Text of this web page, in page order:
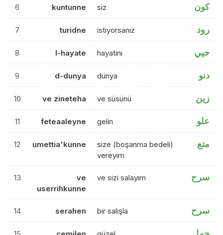
6 kuntunne siz كون
7 turidne istiyorsanız رود
8 l-hayate hayatını حيي
9 d-dunya dünya دنو
10 ve zineteha ve süsünü زين
11 feteaaleyne gelin علو
12 umettia'kunne
size (boşanma bedeli)
vereyim
متع
13
ve
userrihkunne
ve sizi salayım سرح
14 serahen bir salışla سرح